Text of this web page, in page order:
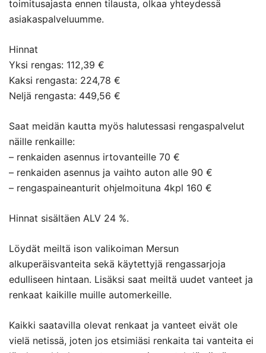
toimitusajasta ennen tilausta, olkaa yhteydessä
asiakaspalveluumme.
Hinnat
Yksi rengas: 112,39 €
Kaksi rengasta: 224,78 €
Neljä rengasta: 449,56 €
Saat meidän kautta myös halutessasi rengaspalvelut
näille renkaille:
– renkaiden asennus irtovanteille 70 €
– renkaiden asennus ja vaihto auton alle 90 €
– rengaspaineanturit ohjelmoituna 4kpl 160 €
Hinnat sisältäen ALV 24 %.
Löydät meiltä ison valikoiman Mersun
alkuperäisvanteita sekä käytettyjä rengassarjoja
edulliseen hintaan. Lisäksi saat meiltä uudet vanteet ja
renkaat kaikille muille automerkeille.
Kaikki saatavilla olevat renkaat ja vanteet eivät ole
vielä netissä, joten jos etsimiäsi renkaita tai vanteita ei